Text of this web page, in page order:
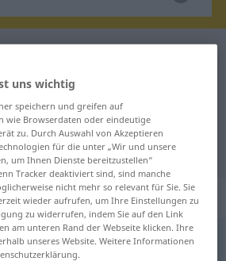
Übersetzung
Übersetzung
: Adjektiv
uns wichtig
speichern und greifen auf
wie Browserdaten oder eindeutige
zu. Durch Auswahl von Akzeptieren
für die unter „Wir und unsere
um Ihnen Dienste bereitzustellen“
Tracker deaktiviert sind, sind manche
nicht mehr so relevant für Sie. Sie
wieder aufrufen, um Ihre Einstellungen zu
zu widerrufen, indem Sie auf den Link
am unteren Rand der Webseite klicken. Ihre
unseres Website. Weitere Informationen